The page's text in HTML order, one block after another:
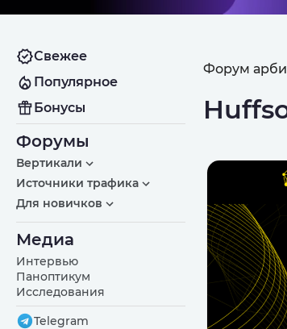
Свежее
Популярное
Бонусы
Форумы
Вертикали
Источники трафика
Для новичков
Медиа
Интервью
Паноптикум
Исследования
Telegram
Форум